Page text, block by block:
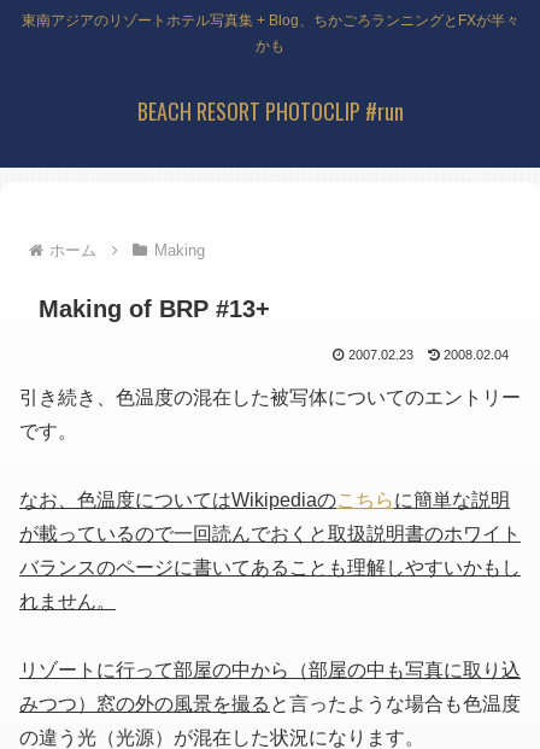
東南アジアのリゾートホテル写真集 + Blog、ちかごろランニングとFXが半々
かも
BEACH RESORT PHOTOCLIP #run
ホーム Making
Making of BRP #13+
2007.02.23 2008.02.04
引き続き、色温度の混在した被写体についてのエントリー
です。
なお、色温度についてはWikipediaのこちらに簡単な説明
が載っているので一回読んでおくと取扱説明書のホワイト
バランスのページに書いてあることも理解しやすいかもし
れません。
リゾートに行って部屋の中から
（部屋の中も写真に取り込
みつつ） 窓の外の風景を撮る と言ったような場合も色温度
の違う光（光源）が混在した状況になります。